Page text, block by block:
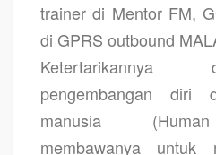
trainer di Mentor FM,
di GPRS outbound
pengembangan diri
manusia
membawanya untuk